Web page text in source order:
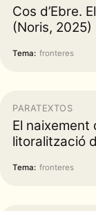
Cos d’Ebre.
(Noris, 2025)
Tema: fronteres
PARATEXTOS
El naixement
litoralització
Tema: fronteres